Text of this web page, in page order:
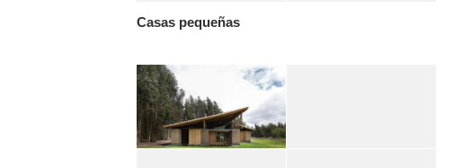
Casas pequeñas